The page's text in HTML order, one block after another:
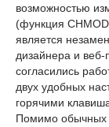
возможностью
(функция
является
дизайнера и
согласились
двух удобных
горячими
Помимо обычных